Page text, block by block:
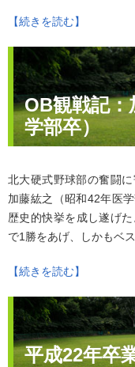
【続きを読む】
OB観戦記：
学部卒）
北大硬式野球部の奮闘
加藤紘之（昭和42年医
歴史的快挙を成し遂げ
で1勝をあげ、しかもベ
【続きを読む】
平成22年卒